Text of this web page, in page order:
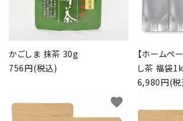
かごしま 抹茶 30g
756円(税込)
【ホームペ
し茶 福袋
6,980円(税
favorite